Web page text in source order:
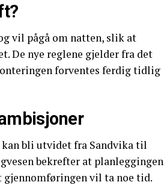
vil pågå om natten, slik at
De nye reglene gjelder fra det
forventes ferdig tidlig
bli utvidet fra Sandvika til
bekrefter at planleggingen
gjennomføringen vil ta noe tid.